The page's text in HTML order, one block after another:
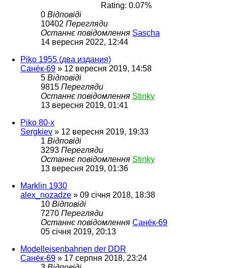
Rating: 0.07%
0 Відповіді
10402 Перегляди
Останнє повідомлення Sascha
14 вересня 2022, 12:44
Piko 1955 (два издания)
Санёк-69 » 12 вересня 2019, 14:58
5 Відповіді
9815 Перегляди
Останнє повідомлення Stinky
13 вересня 2019, 01:41
Piko 80-х
Sergkiev » 12 вересня 2019, 19:33
1 Відповіді
3293 Перегляди
Останнє повідомлення Stinky
13 вересня 2019, 01:36
Marklin 1930
alex_nozadze » 09 січня 2018, 18:38
10 Відповіді
7270 Перегляди
Останнє повідомлення Санёк-69
05 січня 2019, 20:13
Modelleisenbahnen der DDR
Санёк-69 » 17 серпня 2018, 23:24